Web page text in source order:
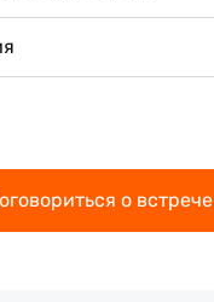
о встрече